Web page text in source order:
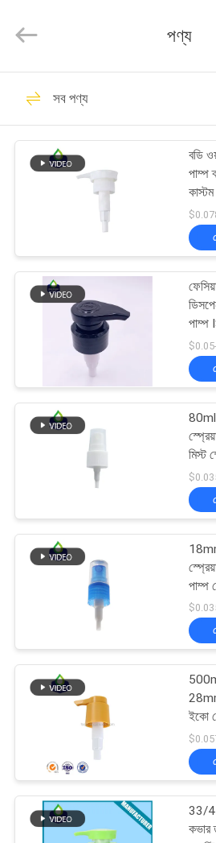
পণ্য
আমাদের
সম্পর্কে
গুণমান
আমাদের
সাথে
যোগাযোগ
একটি
উদ্ধৃতি
সাইট
PRODUCTS
MANUFACTORY
Rights
কসমেটিক লোশন
প্লাস্টিক লোশন
লোশন
লোশন পাম্প হেড
শ্যাম্পু লোশন
পণ্য
সব পণ্য
বডি
80ml
মিস্ট
পাম্প
ইকো
33/
কভার